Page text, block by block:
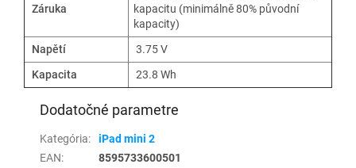
Záruka
kapacitu (minimálně 80% původní
kapacity)
Napětí
3.75 V
Kapacita
23.8 Wh
Dodatočné parametre
Kategória:
iPad mini 2
EAN: 8595733600501